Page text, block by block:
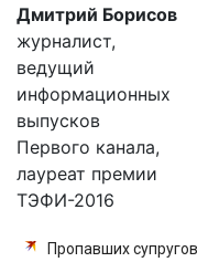
Дмитрий Борисов
журналист,
ведущий
информационных
выпусков
Первого канала,
лауреат премии
ТЭФИ-2016
Пропавших